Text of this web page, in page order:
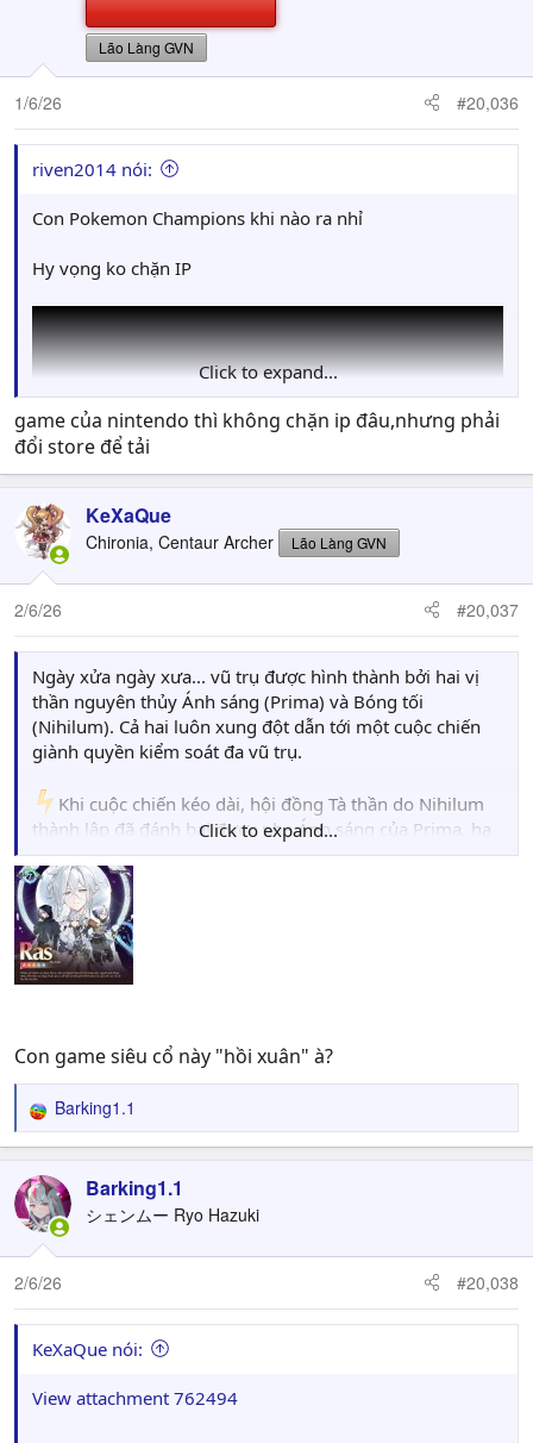
Lão Làng GVN
1/6/26 #20,036
riven2014 nói:
Con Pokemon Champions khi nào ra nhỉ
Hy vọng ko chặn IP
Click to expand...
game của nintendo thì không chặn ip đâu,nhưng phải
đổi store để tải
KeXaQue
Chironia, Centaur Archer Lão Làng GVN
2/6/26 #20,037
Ngày xửa ngày xưa... vũ trụ được hình thành bởi hai vị
thần nguyên thủy Ánh sáng (Prima) và Bóng tối
(Nihilum). Cả hai luôn xung đột dẫn tới một cuộc chiến
giành quyền kiểm soát đa vũ trụ.
️Khi cuộc chiến kéo dài, hội đồng Tà thần do Nihilum
thành lập đã đánh bại được phe Ánh sáng của Prima, hạ
sá.t vị thần tự nhiên Orbis. Quá đau buồn, Nữ thần Diche
đã dùng thân xác của anh trai mình để tạo nên thế giới
Orbis và rời khỏi cuộc chiến giữa các vị thần. Thế nhưng
phe tà thần đã thao túng thần mặt trời Ilyrios, liên tục
phái Ác quỷ (Archdemon) xuống tiêu diệt thế giới Orbis.
Diche đã tạo ra Ras Elclare (người kế thừa khế ước) làm
thánh hiệp sĩ của mình để lãnh đạo các chiến binh chống
lại Archdemon.
️Mỗi lần Ras thất bại và thế giới bị hủy diệt, Nữ thần
Diche lại dùng quyền năng hồi sinh và tua ngược thời
gian, xóa ký ức của nhân loại để bắt đầu lại. Vòng lặp này
đã diễn ra liên tục 6 lần.
Đến thế giới thứ 7, do hồi sinh quá nhiều lần, Nữ thần
Diche suy yếu nghiêm trọng và không thể đánh thức Ras
kịp thời. Ras phải ngủ say suốt 20 năm trong khi ác quỷ
đang tàn phá thế giới. Con người phải tự lực cánh sinh,
Click to expand...
Con game siêu cổ này "hồi xuân" à?
R
e
c
t
i
o
n
s
:
Barking1.1
Barking1.1
シェンムー Ryo Hazuki
2/6/26 #20,038
KeXaQue nói:
View attachment 762494